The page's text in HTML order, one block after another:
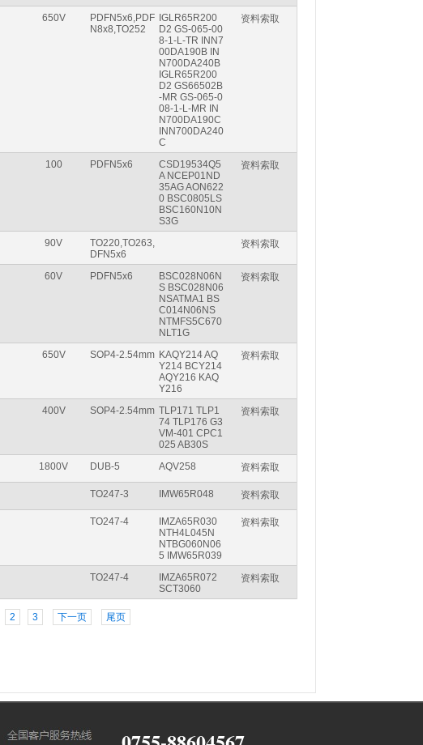
650V
PDFN5x6,PDF
N8x8,TO252
IGLR65R200
D2 GS-065-00
8-1-L-TR INN7
00DA190B IN
N700DA240B
IGLR65R200
D2 GS66502B
-MR GS-065-0
08-1-L-MR IN
N700DA190C
INN700DA240
C
资料索取
100 PDFN5x6
CSD19534Q5
A NCEP01ND
35AG AON622
0 BSC0805LS
BSC160N10N
S3G
资料索取
90V
TO220,TO263,
DFN5x6
资料索取
60V PDFN5x6
BSC028N06N
S BSC028N06
NSATMA1 BS
C014N06NS
NTMFS5C670
NLT1G
资料索取
650V SOP4-2.54mm KAQY214 AQ
Y214 BCY214
AQY216 KAQ
Y216
资料索取
400V SOP4-2.54mm TLP171 TLP1
74 TLP176 G3
VM-401 CPC1
025 AB30S
资料索取
1800V DUB-5 AQV258 资料索取
TO247-3 IMW65R048 资料索取
TO247-4
IMZA65R030
NTH4L045N
NTBG060N06
5 IMW65R039
资料索取
TO247-4
IMZA65R072
SCT3060
资料索取
2 3 下一页 尾页